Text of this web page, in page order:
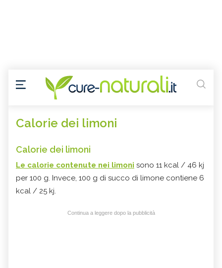
Calorie dei limoni
Calorie dei limoni
Le calorie contenute nei limoni sono 11 kcal / 46 kj
per 100 g. Invece, 100 g di succo di limone contiene 6
kcal / 25 kj.
Continua a leggere dopo la pubblicità